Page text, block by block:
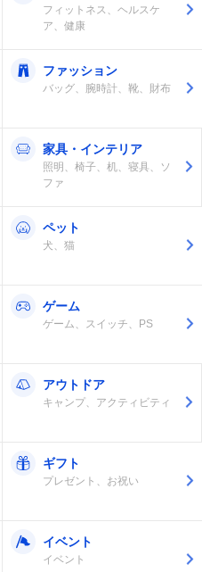
フィットネス、ヘルスケ
ア、健康
ファッション
バッグ、腕時計、靴、財布
家具・インテリア
照明、椅子、机、寝具、ソ
ファ
ペット
犬、猫
ゲーム
ゲーム、スイッチ、PS
アウトドア
キャンプ、アクティビティ
ギフト
プレゼント、お祝い
イベント
イベント